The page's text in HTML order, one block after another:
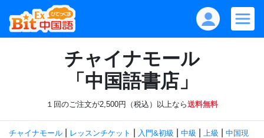
チャイナモール
「中国語書店」
１回のご注文が2,500円（税込）以上なら送料無料
チャイナモール レッスンチケット 入門&初級 中級 上級
中国現